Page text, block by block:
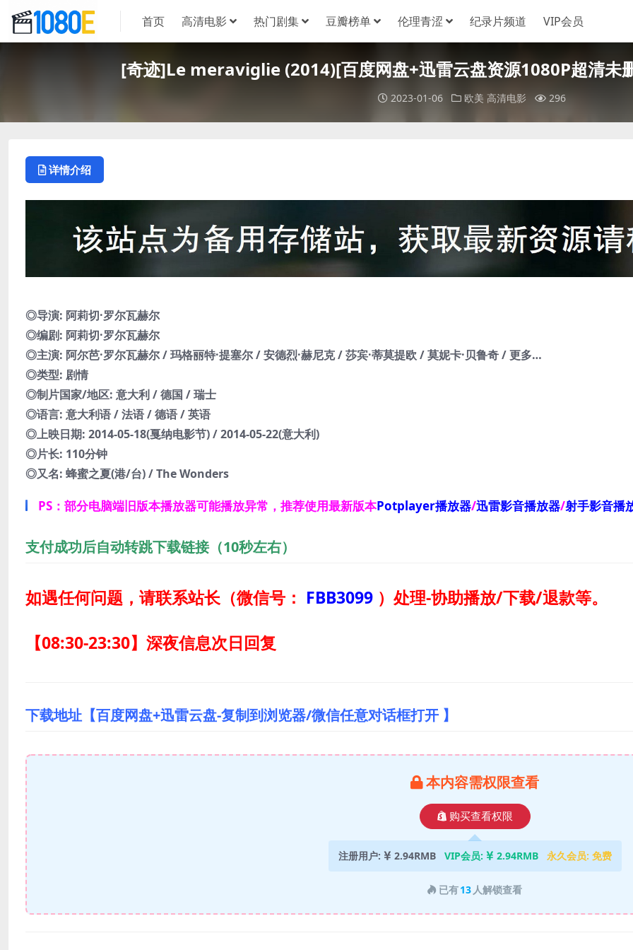
首页 高清电影 热门剧集 豆瓣榜单 伦理青涩 纪录片频道 VIP会员
[奇迹]Le meraviglie (2014)[百度网盘+迅雷云盘资源1080P超清未
2023-01-06 欧美 高清电影 296
详情介绍
◎导演: 阿莉切·罗尔瓦赫尔
◎编剧: 阿莉切·罗尔瓦赫尔
◎主演: 阿尔芭·罗尔瓦赫尔 / 玛格丽特·提塞尔 / 安德烈·赫尼克 / 莎宾·蒂莫提欧 / 莫妮卡·贝鲁奇 / 更多…
◎类型: 剧情
◎制片国家/地区: 意大利 / 德国 / 瑞士
◎语言: 意大利语 / 法语 / 德语 / 英语
◎上映日期: 2014-05-18(戛纳电影节) / 2014-05-22(意大利)
◎片长: 110分钟
◎又名: 蜂蜜之夏(港/台) / The Wonders
PS：部分电脑端旧版本播放器可能播放异常，推荐使用最新版本Potplayer播放器/迅雷影音播放器/射手影音播
支付成功后自动转跳下载链接（10秒左右）
如遇任何问题，请联系站长（微信号： FBB3099 ） 处理-协助播放/下载/退款等。
【08:30-23:30】深夜信息次日回复
下载地址【百度网盘+迅雷云盘-复制到浏览器/微信任意对话框打开 】
本内容需权限查看
购买查看权限
注册用户: 2.94RMB VIP会员: 2.94RMB 永久会员: 免费
已有13 人解锁查看